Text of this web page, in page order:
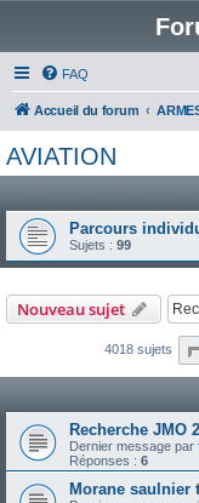
FAQ
Accueil du forum
AVIATION
Parcours
Sujets : 99
Nouveau sujet
4018 sujets
Recherche JMO
Dernier message par
Réponses : 6
Morane saulnier